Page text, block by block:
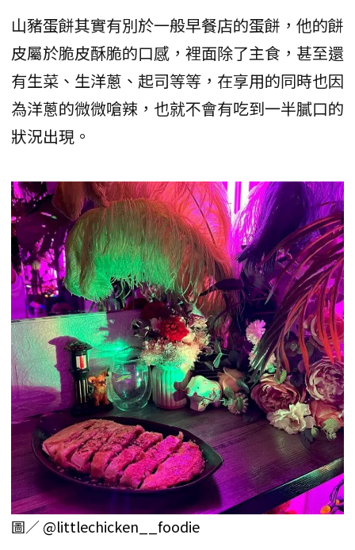
山豬蛋餅其實有別於一般早餐店的蛋餅，他的餅
皮屬於脆皮酥脆的口感，裡面除了主食，甚至還
有生菜、生洋蔥、起司等等，在享用的同時也因
為洋蔥的微微嗆辣，也就不會有吃到一半膩口的
狀況出現。
圖／@littlechicken__foodie